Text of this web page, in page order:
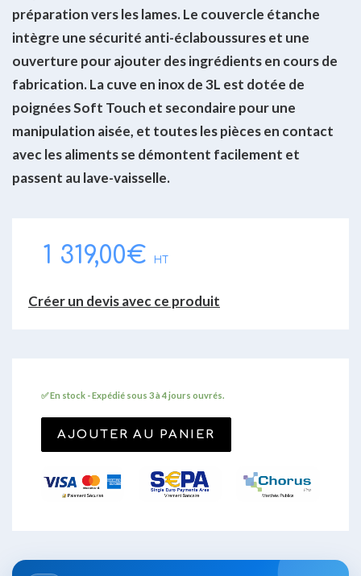
préparation vers les lames. Le couvercle étanche
intègre une sécurité anti-éclaboussures et une
ouverture pour ajouter des ingrédients en cours de
fabrication. La cuve en inox de 3L est dotée de
poignées Soft Touch et secondaire pour une
manipulation aisée, et toutes les pièces en contact
avec les aliments se démontent facilement et
passent au lave-vaisselle.
1 319,00€ HT
Créer un devis avec ce produit
✅ En stock - Expédié sous 3 à 4 jours ouvrés.
AJOUTER AU PANIER